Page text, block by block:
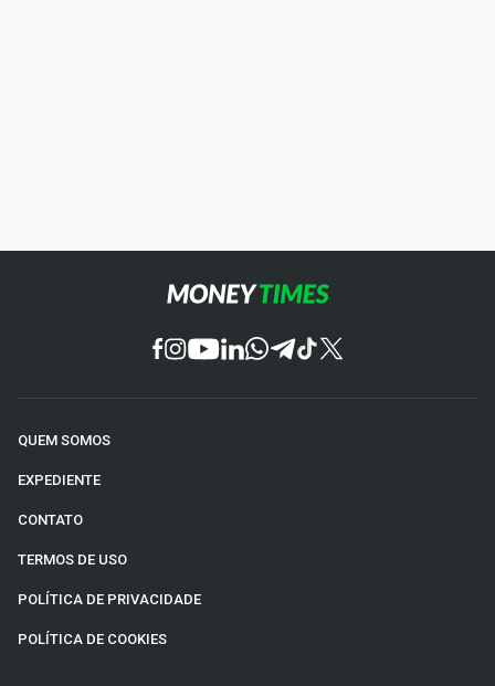
QUEM SOMOS
EXPEDIENTE
CONTATO
TERMOS DE USO
POLÍTICA DE PRIVACIDADE
POLÍTICA DE COOKIES